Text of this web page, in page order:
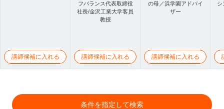
講師候補に入れる
フバランス代表取締役
社長/金沢工業大学客員
教授
講師候補に入れる
の母／浜学園アドバイ
ザー
講師候補に入れる
シ
条件を指定して検索